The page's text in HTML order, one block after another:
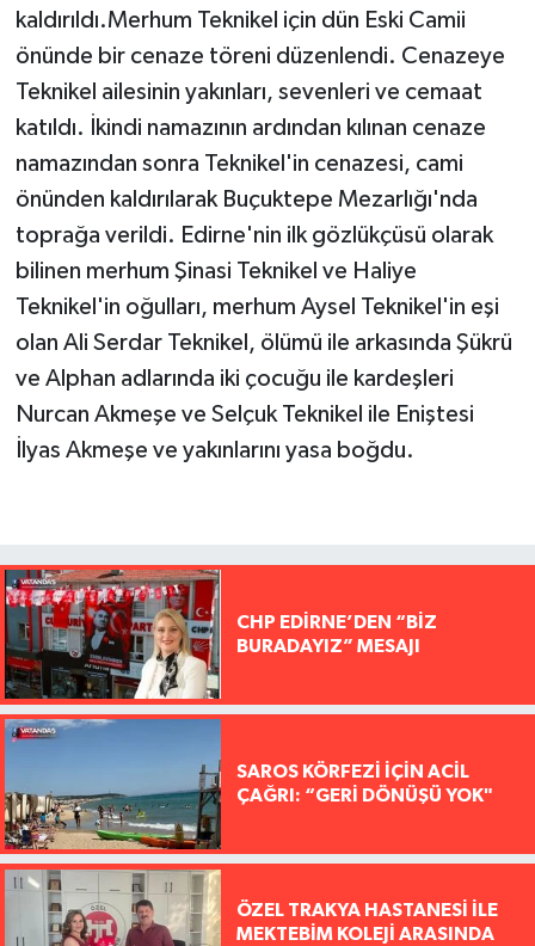
kaldırıldı.Merhum Teknikel için dün Eski Camii
önünde bir cenaze töreni düzenlendi. Cenazeye
Teknikel ailesinin yakınları, sevenleri ve cemaat
katıldı. İkindi namazının ardından kılınan cenaze
namazından sonra Teknikel'in cenazesi, cami
önünden kaldırılarak Buçuktepe Mezarlığı'nda
toprağa verildi. Edirne'nin ilk gözlükçüsü olarak
bilinen merhum Şinasi Teknikel ve Haliye
Teknikel'in oğulları, merhum Aysel Teknikel'in eşi
olan Ali Serdar Teknikel, ölümü ile arkasında Şükrü
ve Alphan adlarında iki çocuğu ile kardeşleri
Nurcan Akmeşe ve Selçuk Teknikel ile Eniştesi
İlyas Akmeşe ve yakınlarını yasa boğdu.
CHP EDİRNE’DEN “BİZ
BURADAYIZ” MESAJI
SAROS KÖRFEZİ İÇİN ACİL
ÇAĞRI: “GERİ DÖNÜŞÜ YOK"
ÖZEL TRAKYA HASTANESİ İLE
MEKTEBİM KOLEJİ ARASINDA